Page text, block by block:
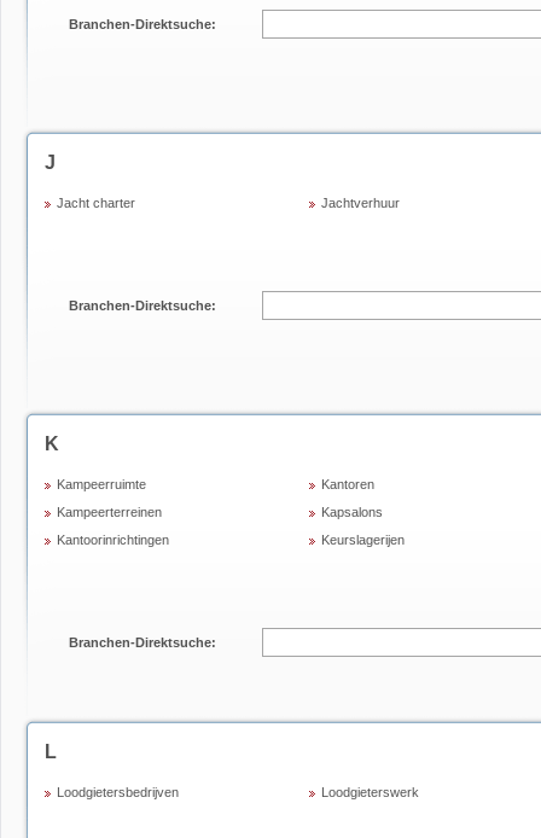
Branchen-Direktsuche:
J
Jacht charter Jachtverhuur
Branchen-Direktsuche:
K
Kampeerruimte
Kampeerterreinen
Kantoorinrichtingen
Kantoren
Kapsalons
Keurslagerijen
Branchen-Direktsuche:
L
Loodgietersbedrijven Loodgieterswerk